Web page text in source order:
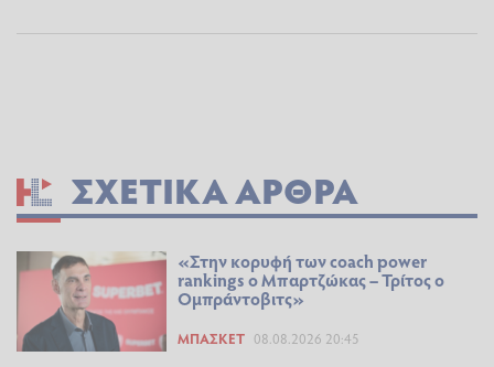
ΣΧΕΤΙΚΆ ΆΡΘΡΑ
«Στην κορυφή των coach power
rankings ο Μπαρτζώκας – Τρίτος ο
Ομπράντοβιτς»
ΜΠΆΣΚΕΤ 08.08.2026 20:45